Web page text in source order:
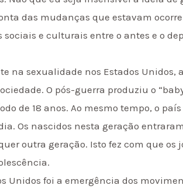
das mudanças que estavam
e culturais entre o antes e o
na sexualidade nos Estados Unidos,
O pós-guerra produziu o
de 18 anos. Ao mesmo tempo, o
Os nascidos nesta geração
outra geração. Isto fez com que os
foi a emergência dos